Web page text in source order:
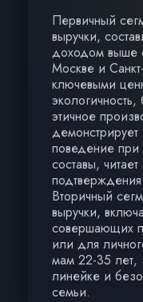
Первичный
выручки,
доходом выше
Москве и
ключевыми
экологичность,
этичное
поведение при
составы,
Вторичный
выручки,
совершающих
или для
мам 22-35 лет,
линейке и
семьи.